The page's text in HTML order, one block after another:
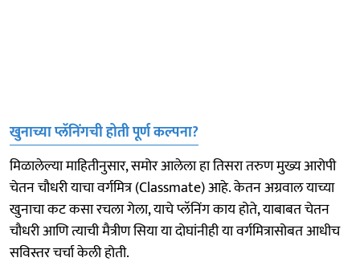
खुनाच्या प्लॅनिंगची होती पूर्ण कल्पना?
मिळालेल्या माहितीनुसार, समोर आलेला हा तिसरा तरुण मुख्य आरोपी
चेतन चौधरी याचा वर्गमित्र (Classmate) आहे. केतन अग्रवाल याच्या
खुनाचा कट कसा रचला गेला, याचे प्लॅनिंग काय होते, याबाबत चेतन
चौधरी आणि त्याची मैत्रीण सिया या दोघांनीही या वर्गमित्रासोबत आधीच
सविस्तर चर्चा केली होती.